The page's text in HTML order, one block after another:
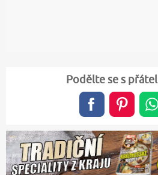
Podělte se s